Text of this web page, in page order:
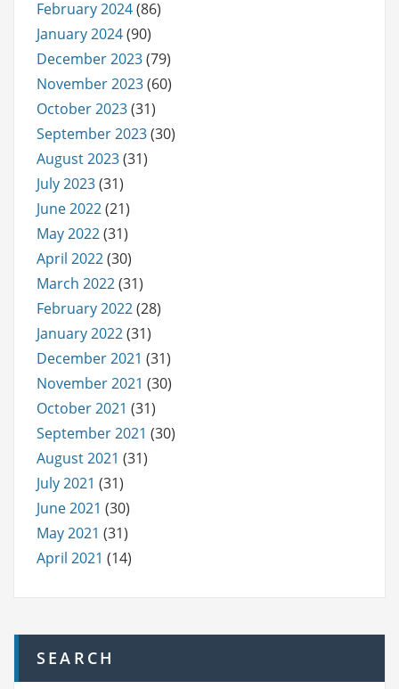
February 2024(86)
January 2024(90)
December 2023(79)
November 2023(60)
October 2023(31)
September 2023(30)
August 2023(31)
July 2023(31)
June 2022(21)
May 2022(31)
April 2022(30)
March 2022(31)
February 2022(28)
January 2022(31)
December 2021 (31)
November 2021 (30)
October 2021 (31)
September 2021 (30)
August 2021 (31)
July 2021 (31)
June 2021 (30)
May 2021 (31)
April 2021 (14)
SEARCH